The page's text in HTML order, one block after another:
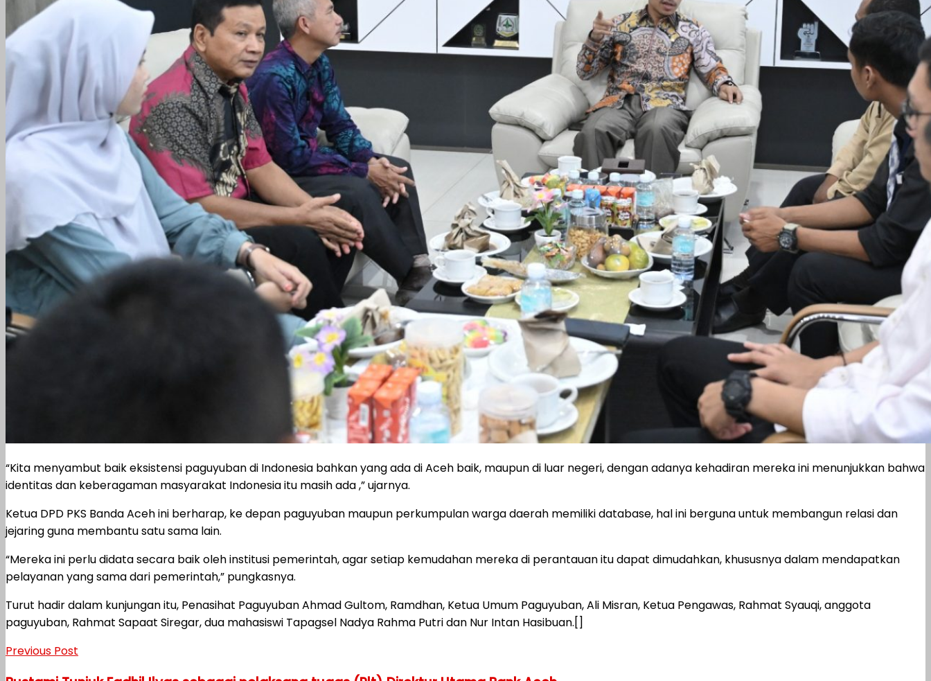
“Kita menyambut baik eksistensi paguyuban di Indonesia bahkan yang ada di Aceh baik, maupun di luar negeri, dengan adanya kehadiran mereka ini menunjukkan bahwa
identitas dan keberagaman masyarakat Indonesia itu masih ada ,” ujarnya.
Ketua DPD PKS Banda Aceh ini berharap, ke depan paguyuban maupun perkumpulan warga daerah memiliki database, hal ini berguna untuk membangun relasi dan
jejaring guna membantu satu sama lain.
“Mereka ini perlu didata secara baik oleh institusi pemerintah, agar setiap kemudahan mereka di perantauan itu dapat dimudahkan, khususnya dalam mendapatkan
pelayanan yang sama dari pemerintah,” pungkasnya.
Turut hadir dalam kunjungan itu, Penasihat Paguyuban Ahmad Gultom, Ramdhan, Ketua Umum Paguyuban, Ali Misran, Ketua Pengawas, Rahmat Syauqi, anggota
paguyuban, Rahmat Sapaat Siregar, dua mahasiswi Tapagsel Nadya Rahma Putri dan Nur Intan Hasibuan.[]
Previous Post